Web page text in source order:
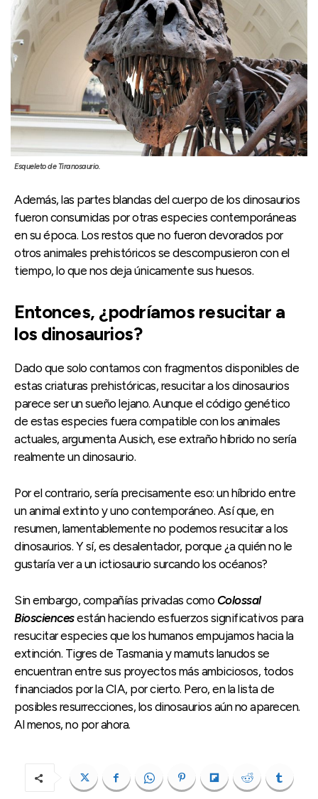
Esqueleto de Tiranosaurio.
Además, las partes blandas del cuerpo de los dinosaurios
fueron consumidas por otras especies contemporáneas
en su época. Los restos que no fueron devorados por
otros animales prehistóricos se descompusieron con el
tiempo, lo que nos deja únicamente sus huesos.
Entonces, ¿podríamos resucitar a
los dinosaurios?
Dado que solo contamos con fragmentos disponibles de
estas criaturas prehistóricas, resucitar a los dinosaurios
parece ser un sueño lejano. Aunque el código genético
de estas especies fuera compatible con los animales
actuales, argumenta Ausich, ese extraño híbrido no sería
realmente un dinosaurio.
Por el contrario, sería precisamente eso: un híbrido entre
un animal extinto y uno contemporáneo. Así que, en
resumen, lamentablemente no podemos resucitar a los
dinosaurios. Y sí, es desalentador, porque ¿a quién no le
gustaría ver a un ictiosaurio surcando los océanos?
Sin embargo, compañías privadas como Colossal
Biosciencesestán haciendo esfuerzos significativos para
resucitar especies que los humanos empujamos hacia la
extinción. Tigres de Tasmania y mamuts lanudos se
encuentran entre sus proyectos más ambiciosos, todos
financiados por la CIA, por cierto. Pero, en la lista de
posibles resurrecciones, los dinosaurios aún no aparecen.
Al menos, no por ahora.